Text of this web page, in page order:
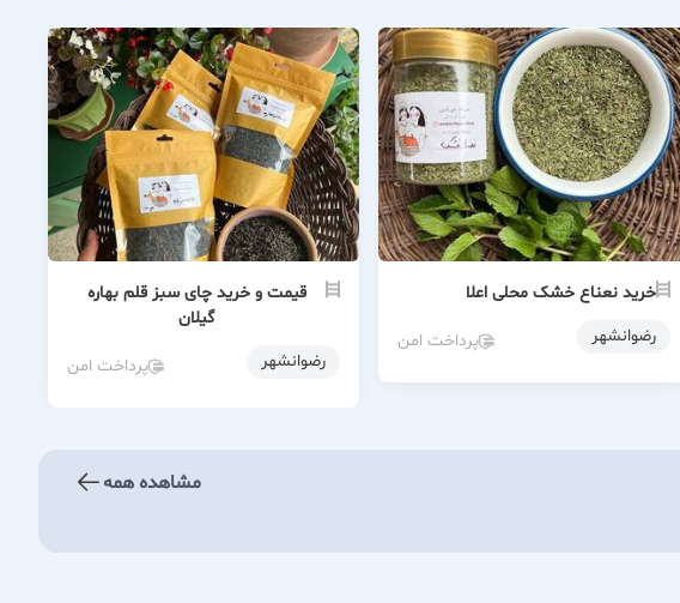
خرید نعناع خشک محلی اعلا
رضوانشهر
پرداخت امن
قیمت و خرید چای سبز قلم بهاره
گیلان
رضوانشهر
پرداخت امن
مشاهده همه